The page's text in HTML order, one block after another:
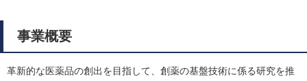
事業概要
革新的な医薬品の創出を目指して、創薬の基盤技術に係る研究を推